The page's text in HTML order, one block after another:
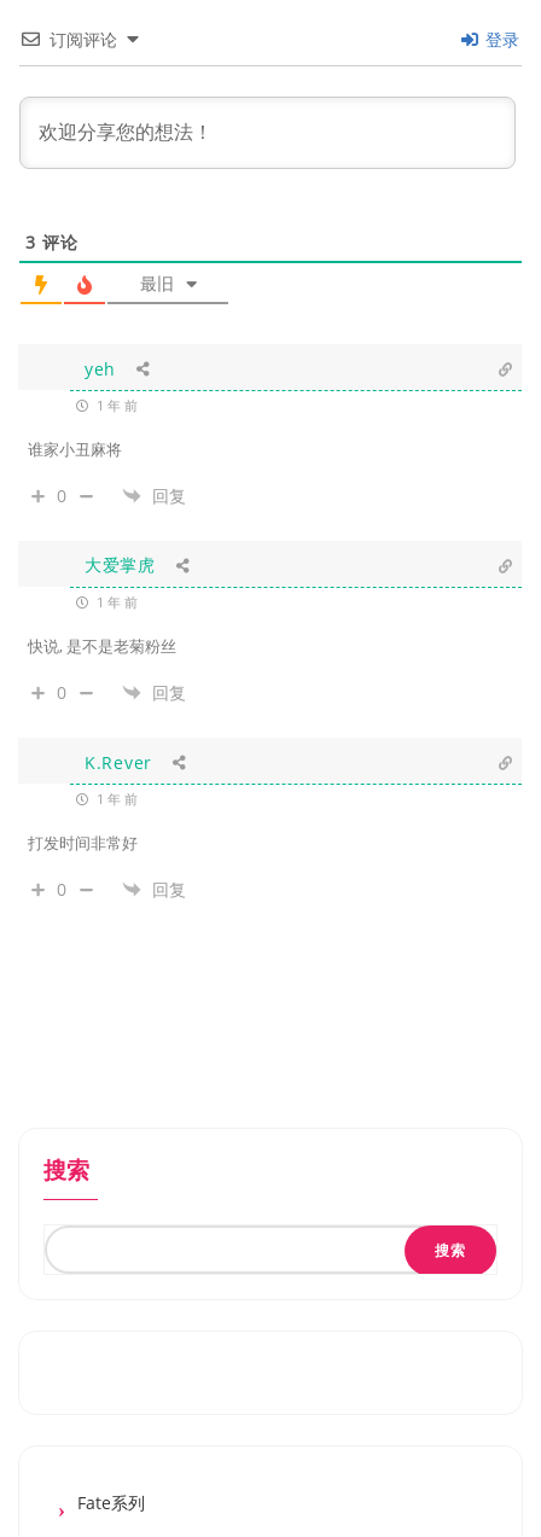
订阅评论 登录
3 评论
最旧
yeh
1 年 前
谁家小丑麻将
0 回复
大爱掌虎
1 年 前
快说, 是不是老菊粉丝
0 回复
K.Rever
1 年 前
打发时间非常好
0 回复
搜索
搜索
Fate系列